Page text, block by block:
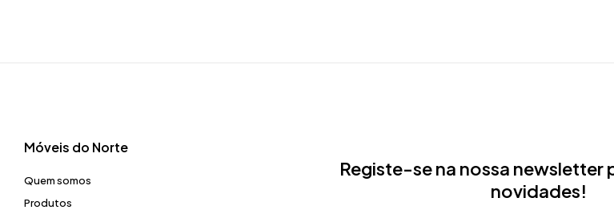
Móveis do Norte​
Quem somos
Produtos
Registe-se na nossa newsletter
novidades!